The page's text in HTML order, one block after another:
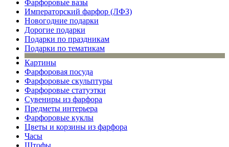
Фарфоровые вазы
Императорский фарфор (ЛФЗ)
Новогодние подарки
Дорогие подарки
Подарки по праздникам
Подарки по тематикам
Картины
Фарфоровая посуда
Фарфоровые скульптуры
Фарфоровые статуэтки
Сувениры из фарфора
Предметы интерьера
Фарфоровые куклы
Цветы и корзины из фарфора
Часы
Штофы